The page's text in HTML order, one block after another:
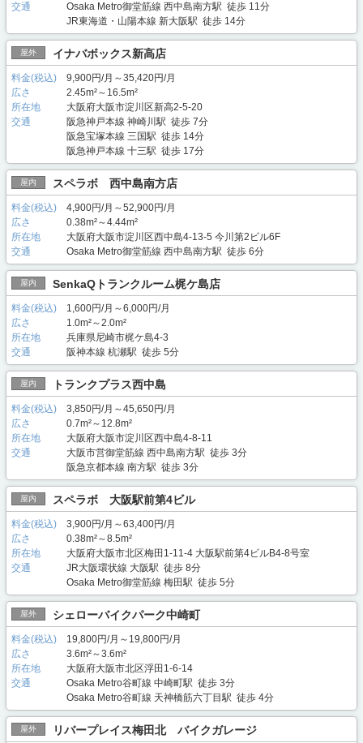
交通
Osaka Metro御堂筋線 西中島南方駅 徒歩 11分
JR東海道・山陽本線 新大阪駅 徒歩 14分
屋外 イナバボックス新高店
料金(税込)
9,900円/月～35,420円/月
広さ
2.45m²～16.5m²
所在地
大阪府大阪市淀川区新高2-5-20
交通
阪急神戸本線 神崎川駅 徒歩 7分
阪急宝塚本線 三国駅 徒歩 14分
阪急神戸本線 十三駅 徒歩 17分
屋内 スペラボ 西中島南方店
料金(税込)
4,900円/月～52,900円/月
広さ
0.38m²～4.44m²
所在地
大阪府大阪市淀川区西中島4-13-5 今川第2ビル6F
交通
Osaka Metro御堂筋線 西中島南方駅 徒歩 6分
屋内 SenkaQトランクルーム梶ケ島店
料金(税込)
1,600円/月～6,000円/月
広さ
1.0m²～2.0m²
所在地
兵庫県尼崎市梶ケ島4-3
交通
阪神本線 杭瀬駅 徒歩 5分
屋内 トランクプラス西中島
料金(税込)
3,850円/月～45,650円/月
広さ
0.7m²～12.8m²
所在地
大阪府大阪市淀川区西中島4-8-11
交通
大阪市営御堂筋線 西中島南方駅 徒歩 3分
阪急京都本線 南方駅 徒歩 3分
屋内 スペラボ 大阪駅前第4ビル
料金(税込)
3,900円/月～63,400円/月
広さ
0.38m²～8.5m²
所在地
大阪府大阪市北区梅田1-11-4 大阪駅前第4ビルB4-8号室
交通
JR大阪環状線 大阪駅 徒歩 8分
Osaka Metro御堂筋線 梅田駅 徒歩 5分
屋外 シェローバイクパーク中崎町
料金(税込)
19,800円/月～19,800円/月
広さ
3.6m²～3.6m²
所在地
大阪府大阪市北区浮田1-6-14
交通
Osaka Metro谷町線 中崎町駅 徒歩 3分
Osaka Metro谷町線 天神橋筋六丁目駅 徒歩 4分
屋外 リバープレイス梅田北 バイクガレージ